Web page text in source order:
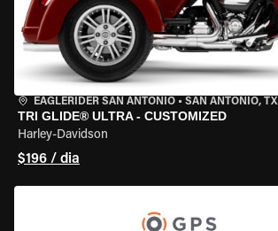
EAGLERIDER SAN ANTONIO • SAN ANTONIO, TX
TRI GLIDE® ULTRA - CUSTOMIZED
Harley-Davidson
$196 / dia